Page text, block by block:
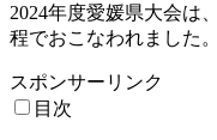
2024年度愛媛県大会は
程でおこなわれました。
スポンサーリンク
目次